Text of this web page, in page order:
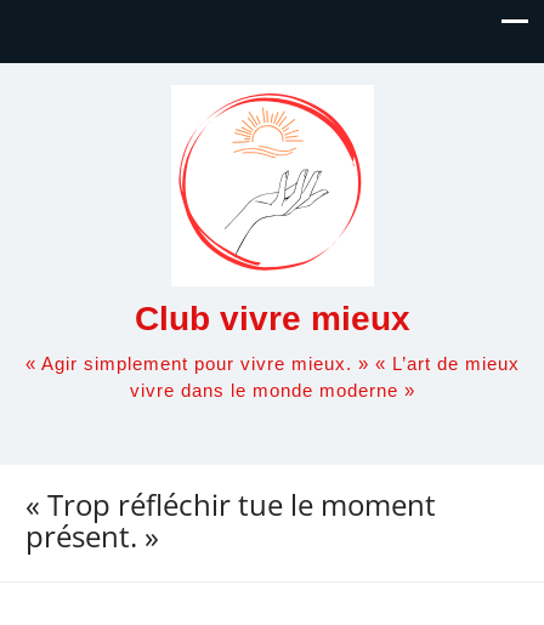
Club vivre mieux
« Agir simplement pour vivre mieux. » « L’art de mieux
vivre dans le monde moderne »
« Trop réfléchir tue le moment
présent. »